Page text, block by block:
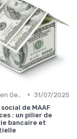
• 31/07/2025
de MAAF
: un pilier de
bancaire et